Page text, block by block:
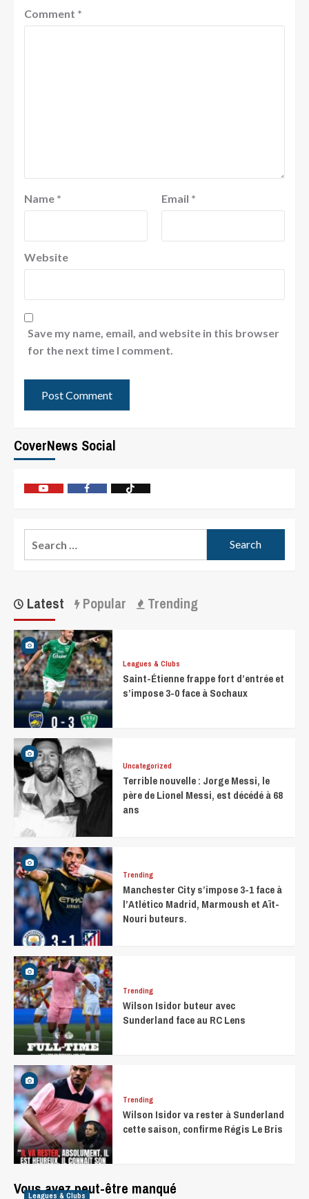
Comment *
Name * Email *
Website
Save my name, email, and website in this browser
for the next time I comment.
CoverNews Social
Latest Popular Trending
Leagues & Clubs
Saint-Étienne frappe fort d’entrée et
s’impose 3-0 face à Sochaux
Uncategorized
Terrible nouvelle : Jorge Messi, le
père de Lionel Messi, est décédé à 68
ans
Trending
Manchester City s’impose 3-1 face à
l’Atlético Madrid, Marmoush et Aït-
Nouri buteurs.
Trending
Wilson Isidor buteur avec
Sunderland face au RC Lens
Trending
Wilson Isidor va rester à Sunderland
cette saison, confirme Régis Le Bris
Vous avez peut-être manqué
Leagues & Clubs